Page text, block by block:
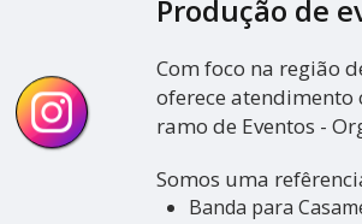
Produção de
Com foco na região
oferece
ramo de Eventos -
Somos uma
Banda para